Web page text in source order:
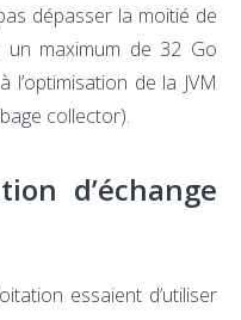
dépasser la moitié de
un maximum de 32 Go
de la JVM
collector).
d’échange
essaient d’utiliser